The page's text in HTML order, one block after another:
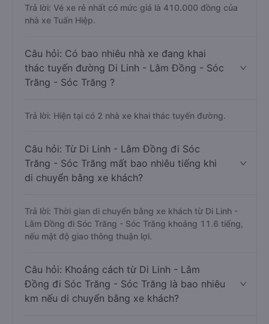
Trả lời: Vé xe rẻ nhất có mức giá là 410.000 đồng của
nhà xe Tuấn Hiệp.
Câu hỏi: Có bao nhiêu nhà xe đang khai
thác tuyến đường Di Linh - Lâm Đồng - Sóc
Trăng - Sóc Trăng ?
Trả lời: Hiện tại có 2 nhà xe khai thác tuyến đường.
Câu hỏi: Từ Di Linh - Lâm Đồng đi Sóc
Trăng - Sóc Trăng mất bao nhiêu tiếng khi
di chuyển bằng xe khách?
Trả lời: Thời gian di chuyển bằng xe khách từ Di Linh -
Lâm Đồng đi Sóc Trăng - Sóc Trăng khoảng 11.6 tiếng,
nếu mật độ giao thông thuận lợi.
Câu hỏi: Khoảng cách từ Di Linh - Lâm
Đồng đi Sóc Trăng - Sóc Trăng là bao nhiêu
km nếu di chuyển bằng xe khách?